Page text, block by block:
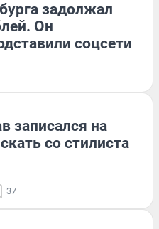
задолжал
Он
соцсети
записался на
со стилиста
37